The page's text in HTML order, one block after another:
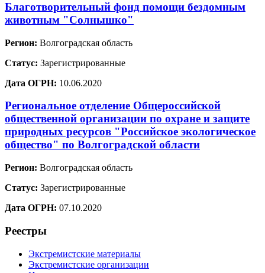
Благотворительный фонд помощи бездомным
животным "Солнышко"
Регион: Волгоградская область
Статус: Зарегистрированные
Дата ОГРН: 10.06.2020
Региональное отделение Общероссийской
общественной организации по охране и защите
природных ресурсов "Российское экологическое
общество" по Волгоградской области
Регион: Волгоградская область
Статус: Зарегистрированные
Дата ОГРН: 07.10.2020
Реестры
Экстремистские материалы
Экстремистские организации